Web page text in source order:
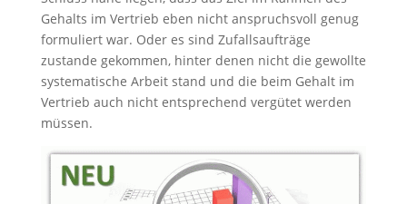
Gehalts im Vertrieb eben nicht anspruchsvoll genug
formuliert war. Oder es sind Zufallsaufträge
zustande gekommen, hinter denen nicht die gewollte
systematische Arbeit stand und die beim Gehalt im
Vertrieb auch nicht entsprechend vergütet werden
müssen.